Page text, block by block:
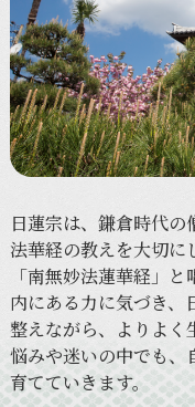
日蓮宗は、 鎌倉時代の
法華経の教えを大切に
「南無妙法蓮華経」と
内にある力に気づき、
整えながら、
より よく
悩みや迷いの中でも、
育てていきます。